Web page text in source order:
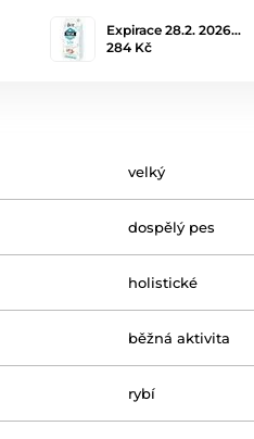
Expirace 28.2. 2026…
284 Kč
velký
dospělý pes
holistické
běžná aktivita
rybí